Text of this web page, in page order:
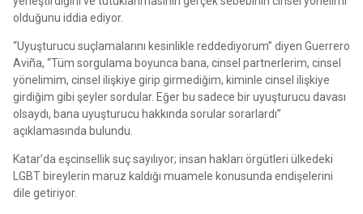
olduğunu iddia ediyor.
“Uyuşturucu suçlamalarını kesinlikle reddediyorum” diyen Guerrero
Aviña, “Tüm sorgulama boyunca bana, cinsel partnerlerim, cinsel
yönelimim, cinsel ilişkiye girip girmediğim, kiminle cinsel ilişkiye
girdiğim gibi şeyler sordular. Eğer bu sadece bir uyuşturucu davası
olsaydı, bana uyuşturucu hakkında sorular sorarlardı”
açıklamasında bulundu.
Katar’da eşcinsellik suç sayılıyor; insan hakları örgütleri ülkedeki
LGBT bireylerin maruz kaldığı muamele konusunda endişelerini
dile getiriyor.